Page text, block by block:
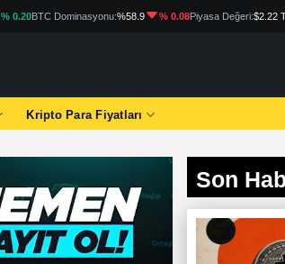
% 0.20BTC Dominasyonu:%58.9 % 0.08Piyasa Değeri:$2.22
Kripto Para Fiyatları
Son